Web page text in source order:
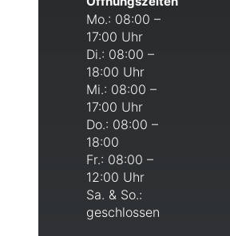
Mo.: 08:00 –
17:00 Uhr
Di.: 08:00 –
18:00 Uhr
Mi.: 08:00 –
17:00 Uhr
Do.: 08:00 –
18:00
Fr.: 08:00 –
12:00 Uhr
Sa. & So.:
geschlossen